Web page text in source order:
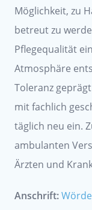
Möglichkeit, zu
betreut zu
Pflegequalität
Atmosphäre
Toleranz
mit fachlich
täglich neu ein.
ambulanten
Ärzten und
Anschrift: